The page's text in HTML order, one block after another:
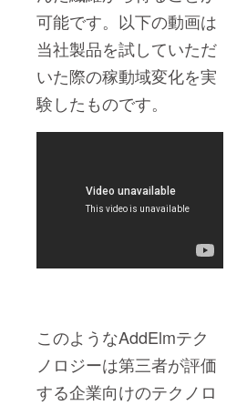
可能です。以下の動画は
当社製品を試していただ
いた際の稼動域変化を実
験したものです。
このようなAddElmテク
ノロジーは第三者が評価
する企業向けのテクノロ